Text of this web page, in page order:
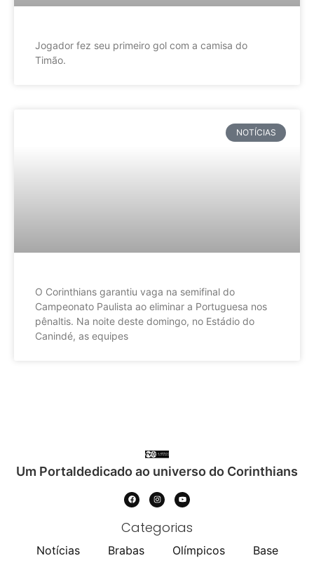
Jogador fez seu primeiro gol com a camisa do
Timão.
NOTÍCIAS
O Corinthians garantiu vaga na semifinal do
Campeonato Paulista ao eliminar a Portuguesa nos
pênaltis. Na noite deste domingo, no Estádio do
Canindé, as equipes
Um Portaldedicado ao universo do Corinthians
Categorias
Notícias Brabas Olímpicos Base